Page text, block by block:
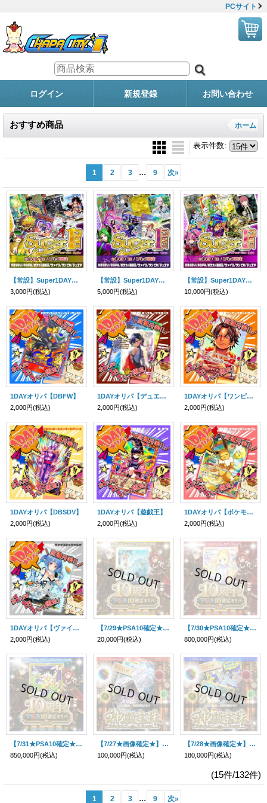
PCサイト
ログイン 新規登録 お問い合わせ
おすすめ商品 ホーム
表示件数:
1 2 3 ... 9 次»
【常設】Super1DAYオリパ -Raika-
3,000円(税込)
【常設】Super1DAYオリパ -Ceres-
5,000円(税込)
【常設】Super1DAYオリパ -Labi-
10,000円(税込)
1DAYオリパ【DBFW】
2,000円(税込)
1DAYオリパ【デュエマ】
2,000円(税込)
1DAYオリパ【ワンピース】
2,000円(税込)
1DAYオリパ【DBSDV】
2,000円(税込)
1DAYオリパ【遊戯王】
2,000円(税込)
1DAYオリパ【ポケモン】
2,000円(税込)
1DAYオリパ【ヴァイスシュヴァルツ】
2,000円(税込)
【7/29★PSA10確定★】CHAPACITY10周年記念オリパ【SDBH】
20,000円(税込)
【7/30★PSA10確定★】CHAPACITY10周年記念オリパ【ポケモン】
800,000円(税込)
【7/31★PSA10確定★】CHAPACITY10周年記念オリパ【DBFW】
850,000円(税込)
【7/27★画像確定★】CHAPACITY10周年記念・神願宝珠オリパ【ポケモンカードゲーム】
100,000円(税込)
【7/28★画像確定★】CHAPACITY10周年記念・神願宝珠オリパ【DBFW】
180,000円(税込)
(15件/132件)
1 2 3 ... 9 次»